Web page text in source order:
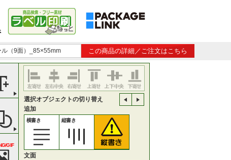
（9面）_85×55mm この商品の詳細／ご注文はこちら
GIF
選択オブジェクトの切り替え
追加
横書き 縦書き
文面